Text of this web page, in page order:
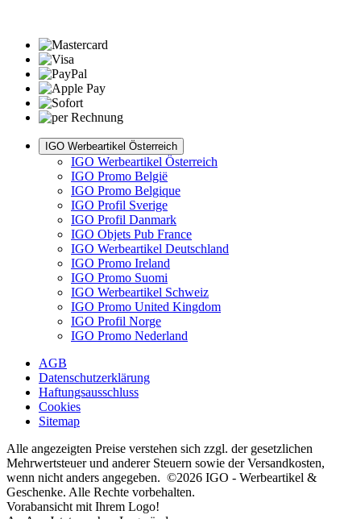
IGO Werbeartikel Österreich
IGO Werbeartikel Österreich
IGO Promo België
IGO Promo Belgique
IGO Profil Sverige
IGO Profil Danmark
IGO Objets Pub France
IGO Werbeartikel Deutschland
IGO Promo Ireland
IGO Promo Suomi
IGO Werbeartikel Schweiz
IGO Promo United Kingdom
IGO Profil Norge
IGO Promo Nederland
AGB
Datenschutzerklärung
Haftungsausschluss
Cookies
Sitemap
Alle angezeigten Preise verstehen sich zzgl. der gesetzlichen
Mehrwertsteuer und anderer Steuern sowie der Versandkosten,
wenn nicht anders angegeben. ©2026 IGO - Werbeartikel &
Geschenke. Alle Rechte vorbehalten.
Vorabansicht mit Ihrem Logo!